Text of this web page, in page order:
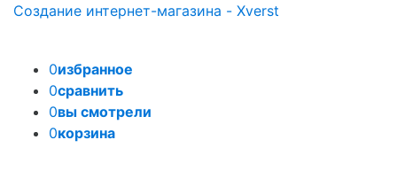
Создание интернет-магазина - Xverst
0избранное
0сравнить
0вы смотрели
0корзина